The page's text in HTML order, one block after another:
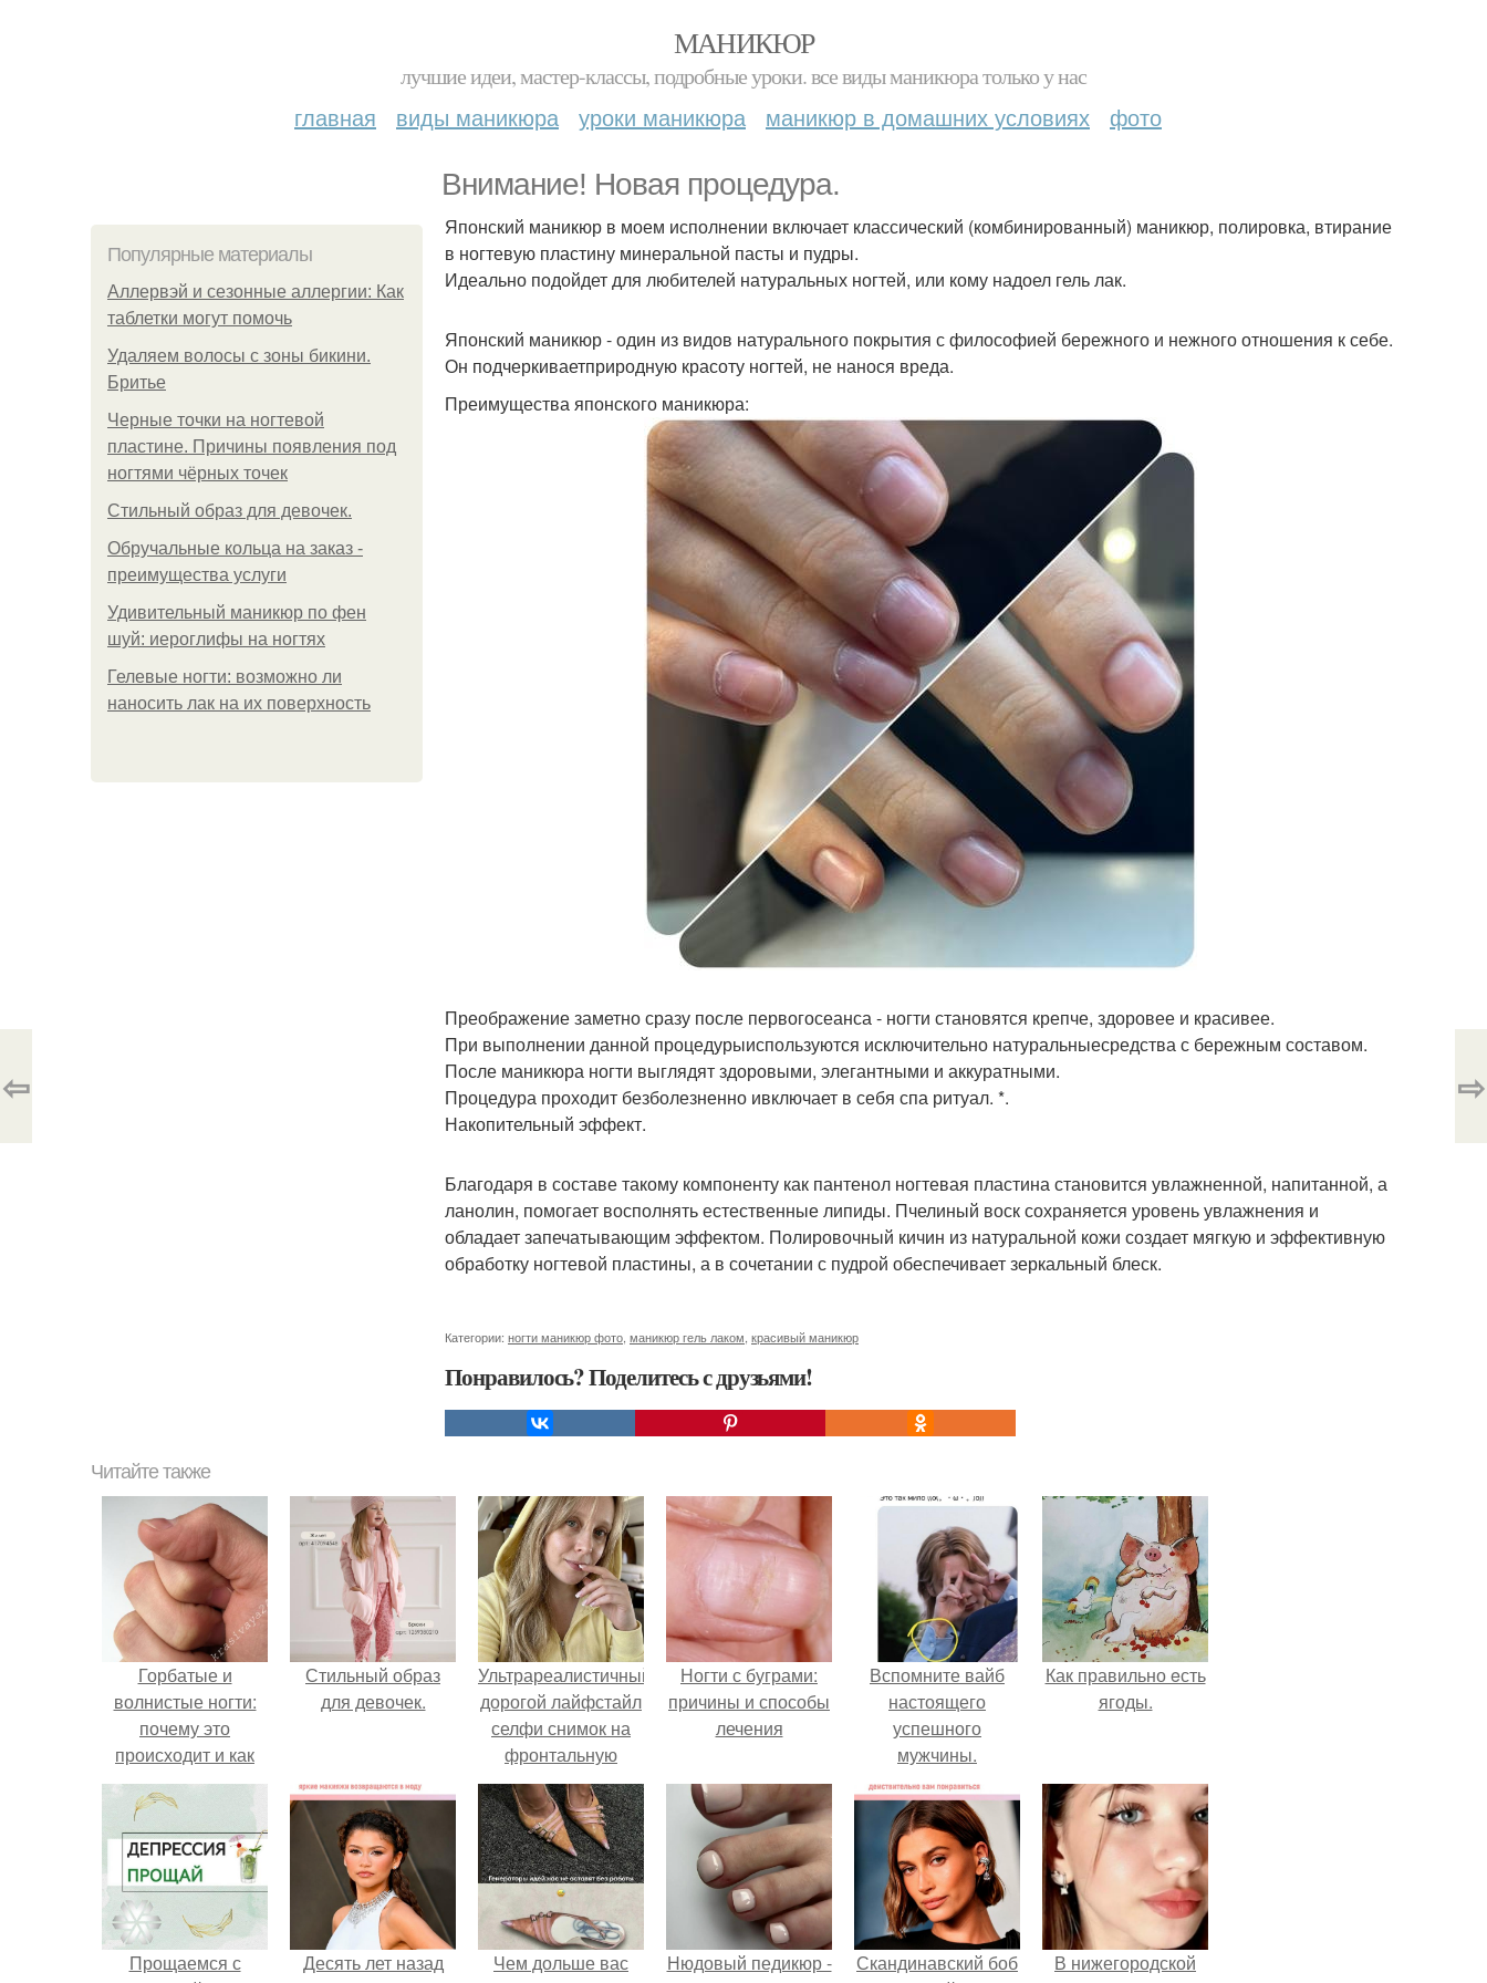
МАНИКЮР
лучшие идеи, мастер-классы, подробные уроки. все виды маникюра только у нас
главная виды маникюра уроки маникюра маникюр в домашних условиях фото
Внимание! Новая процедура.
Популярные материалы
Аллервэй и сезонные аллергии: Как
таблетки могут помочь
Удаляем волосы с зоны бикини.
Бритье
Черные точки на ногтевой
пластине. Причины появления под
ногтями чёрных точек
Стильный образ для девочек.
Обручальные кольца на заказ -
преимущества услуги
Удивительный маникюр по фен
шуй: иероглифы на ногтях
Гелевые ногти: возможно ли
наносить лак на их поверхность
Японский маникюр в моем исполнении включает классический (комбинированный) маникюр, полировка, втирание
в ногтевую пластину минеральной пасты и пудры.
Идеально подойдет для любителей натуральных ногтей, или кому надоел гель лак.
Японский маникюр - один из видов натурального покрытия с философией бережного и нежного отношения к себе.
Он подчеркиваетприродную красоту ногтей, не нанося вреда.
Преимущества японского маникюра:
Преображение заметно сразу после первогосеанса - ногти становятся крепче, здоровее и красивее.
При выполнении данной процедурыиспользуются исключительно натуральныесредства с бережным составом.
После маникюра ногти выглядят здоровыми, элегантными и аккуратными.
Процедура проходит безболезненно ивключает в себя спа ритуал. *.
Накопительный эффект.
Благодаря в составе такому компоненту как пантенол ногтевая пластина становится увлажненной, напитанной, а
ланолин, помогает восполнять естественные липиды. Пчелиный воск сохраняется уровень увлажнения и
обладает запечатывающим эффектом. Полировочный кичин из натуральной кожи создает мягкую и эффективную
обработку ногтевой пластины, а в сочетании с пудрой обеспечивает зеркальный блеск.
Категории: ногти маникюр фото маникюр гель лаком красивый маникюр
Понравилось? Поделитесь с друзьями!
⇦ ⇨
Читайте также
Горбатые и
волнистые ногти:
почему это
происходит и как
справиться с этим
Стильный образ
для девочек.
Ультрареалистичный
дорогой лайфстайл
селфи снимок на
фронтальную
камеру.
Ногти с буграми:
причины и способы
лечения
Вспомните вайб
настоящего
успешного
мужчины.
Как правильно eсть
ягоды.
Прощаемся с
Десять лет назад
Чем дольше вас
Нюдовый педикюр -
Скандинавский боб
В нижегородской